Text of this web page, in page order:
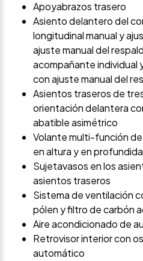
Apoyabrazos trasero
Asiento delantero del
longitudinal manual y
ajuste manual del
acompañante individual
con ajuste manual del
Asientos traseros de
orientación delantera
abatible asimétrico
Volante multi-función
en altura y en
Sujetavasos en los
asientos traseros
Sistema de ventilación
pólen y filtro de carbón
Aire acondicionado de
Retrovisor interior con
automático